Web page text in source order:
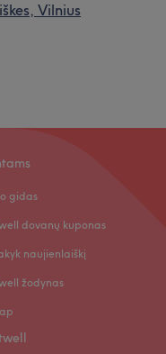
Vilnius
gidas
dovanų kuponas
naujienlaiškį
žodynas